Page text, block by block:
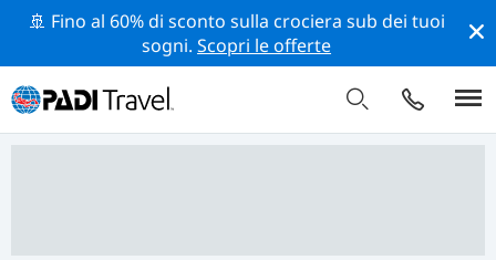
🚢 Fino al 60% di sconto sulla crociera sub dei tuoi
sogni.Scopri le offerte